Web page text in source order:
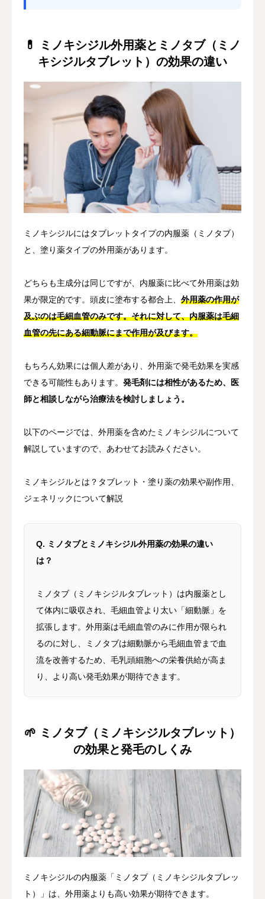
💊 ミノキシジル外用薬とミノタブ（ミノ
キシジルタブレット）の効果の違い
ミノキシジルにはタブレットタイプの内服薬（ミノタブ）
と、塗り薬タイプの外用薬があります。
どちらも主成分は同じですが、内服薬に比べて外用薬は効
果が限定的です。頭皮に塗布する都合上、 外用薬の作用が
及ぶのは毛細血管のみです。それに対して、内服薬は毛細
血管の先にある細動脈にまで作用が及びます。
もちろん効果には個人差があり、外用薬で発毛効果を実感
できる可能性もあります。 発毛剤には相性があるため、医
師と相談しながら治療法を検討しましょう。
以下のページでは、外用薬を含めたミノキシジルについて
解説していますので、あわせてお読みください。
ミノキシジルとは？タブレット・塗り薬の効果や副作用、
ジェネリックについて解説
Q. ミノタブとミノキシジル外用薬の効果の違い
は？
ミノタブ（ミノキシジルタブレット）は内服薬とし
て体内に吸収され、毛細血管より太い「細動脈」を
拡張します。外用薬は毛細血管のみに作用が限られ
るのに対し、ミノタブは細動脈から毛細血管まで血
流を改善するため、毛乳頭細胞への栄養供給が高ま
り、より高い発毛効果が期待できます。
🌱 ミノタブ（ミノキシジルタブレット）
の効果と発毛のしくみ
ミノキシジルの内服薬「ミノタブ（ミノキシジルタブレッ
ト）」は、外用薬よりも高い効果が期待できます。